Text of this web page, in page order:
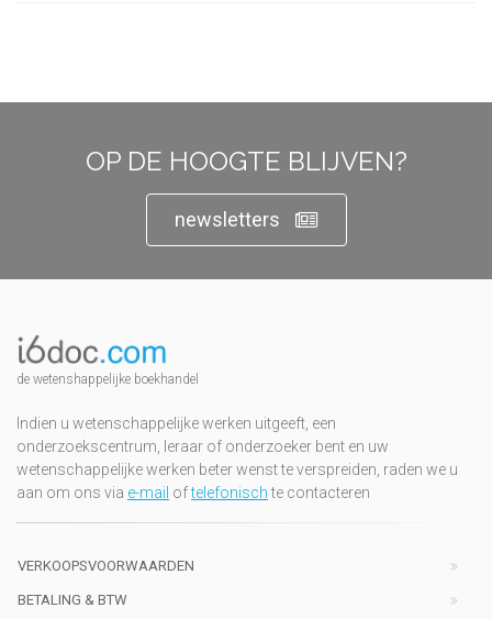
OP DE HOOGTE BLIJVEN?
newsletters
de wetenshappelijke boekhandel
Indien u wetenschappelijke werken uitgeeft, een
onderzoekscentrum, leraar of onderzoeker bent en uw
wetenschappelijke werken beter wenst te verspreiden, raden we u
aan om ons via e-mail oftelefonischte contacteren
VERKOOPSVOORWAARDEN
BETALING & BTW